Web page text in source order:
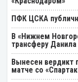
ПФК ЦСКА
В «Нижнем
трансферу
Вынесен вердикт
матче со